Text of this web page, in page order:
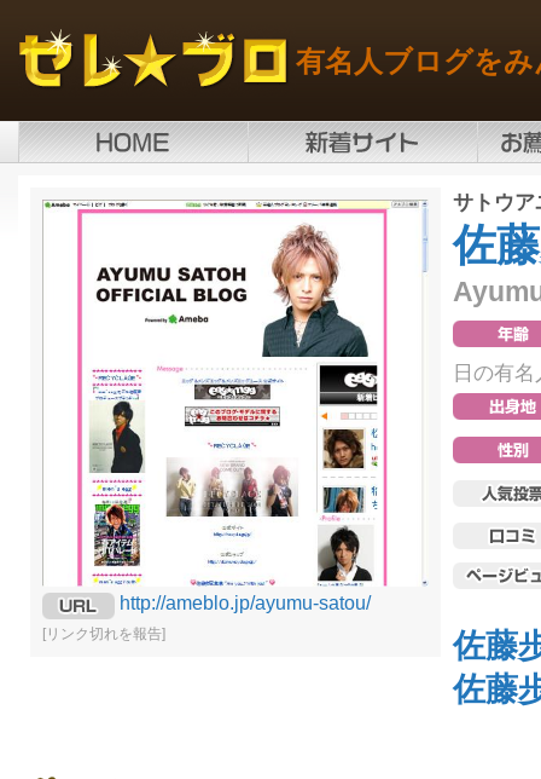
有名人ブログを
http://ameblo.jp/ayumu-satou/
[リンク切れを報告]
サトウア
佐
日の有名
佐藤
佐藤